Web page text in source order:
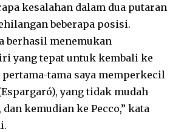
kesalahan dalam dua putaran
beberapa posisi.
berhasil menemukan
yang tepat untuk kembali ke
tama saya memperkecil
yang tidak mudah
kemudian ke Pecco,” kata